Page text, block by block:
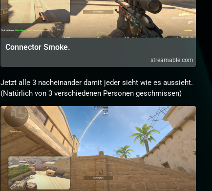
Connector Smoke.
streamable.com
Jetzt alle 3 nacheinander damit jeder sieht wie es aussieht.
(Natürlich von 3 verschiedenen Personen geschmissen)